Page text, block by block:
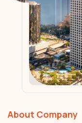
About Company